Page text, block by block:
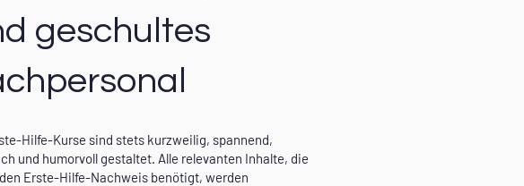
geschultes
Hilfe-Kurse sind stets kurzweilig, spannend,
und humorvoll gestaltet. Alle relevanten Inhalte, die
Erste-Hilfe-Nachweis benötigt, werden